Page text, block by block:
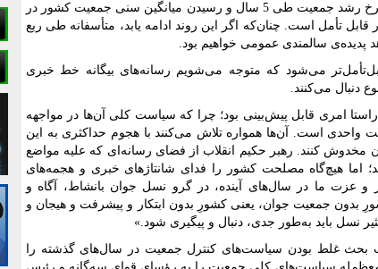
خواهد بود. کاهش 3/0 درصدی میانگین نرخ رشد جمعیت طی 5 سال و رسیدن میانگین سنی جمعیت کشور در
به 30 سال، بسیار قابل تأمل است. چنان‌که اگر این روند ادامه یابد، متأسفانه طی ربع
پدیده‌ی سالمندی عمومی خواهیم بود.
می‌شود که متوجه می‌شویم رسانه‌های بیگانه خط خبری
دنبال می‌کنند.
امری قابل پیش‌بینی بود؛ چرا که سیاست کلی آن‌ها در مواجهه
واحدی است. آن‌ها همواره تلاش می‌کنند با هجوم حداکثری به این
کنند. رهبر حکیم انقلاب از فضای رسانه‌ای که علیه مواضع
اما هیچ‌گاه مصلحت کشور را فدای شانتاژهای خبری و هجمه‌های
و عزت ما در سال‌های آینده، در گرو نسل جوان بانشاط، آگاه و
بدون جمعیت جوان، یعنی کشورِ بدون ابتکار و پیشرفت و هیجان و
نسل باید به‌طور جدی، دنبال و پیگیری شود.»
بحث غلط بودن سیاست‌های کنترل جمعیت در سال‌های گذشته را